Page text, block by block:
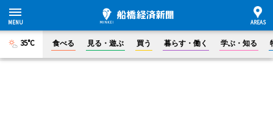
35°C 食べる 見る・遊ぶ 買う 暮らす・働く 学ぶ・知る